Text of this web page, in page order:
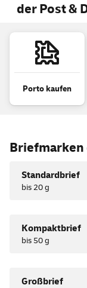
der Post &
Porto kaufen
Briefmarken
Standardbrief
bis 20 g
Kompaktbrief
bis 50 g
Großbrief